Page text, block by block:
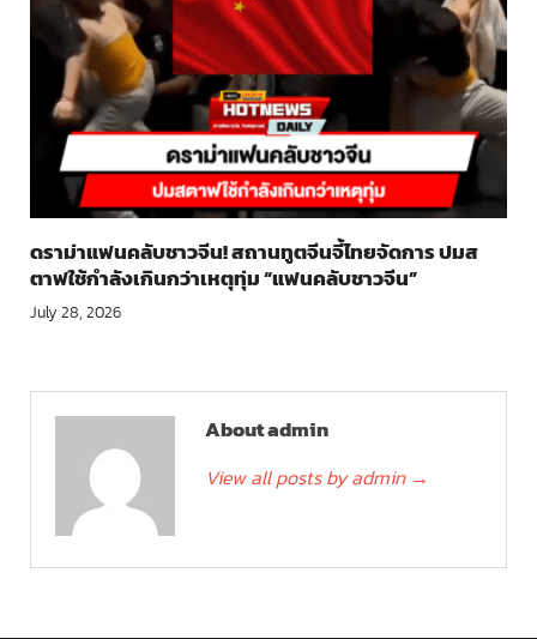
ดราม่าแฟนคลับชาวจีน! สถานทูตจีนจี้ไทยจัดการ ปมส
ตาฟใช้กำลังเกินกว่าเหตุทุ่ม “แฟนคลับชาวจีน”
July 28, 2026
About admin
View all posts by admin →